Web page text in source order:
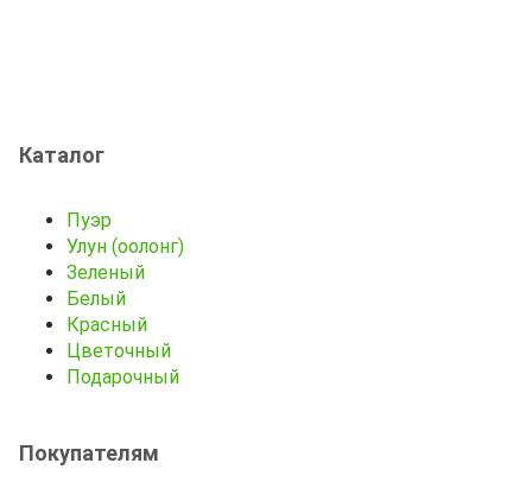
Каталог
Пуэр
Улун (оолонг)
Зеленый
Белый
Красный
Цветочный
Подарочный
Покупателям